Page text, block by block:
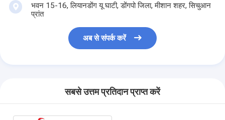
भवन 15-16, लियानडोंग यू घाटी, डोंगपो जिला, मीशान शहर, सिचुआन
प्रांत
अब से संपर्क करें
सबसे उत्तम प्रतिदान प्राप्त करें